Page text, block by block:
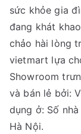
sức khỏe gia
đang khát
chảo hài lòng
vietmart lựa
Showroom
và bán lẻ bởi:
dụng ở: Số
Hà Nội.